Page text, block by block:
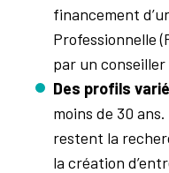
financement
Professionnelle
par un conseiller
Des profils
moins de 30
restent la
la création